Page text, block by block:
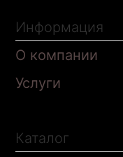
Информация
О компании
Услуги
Каталог